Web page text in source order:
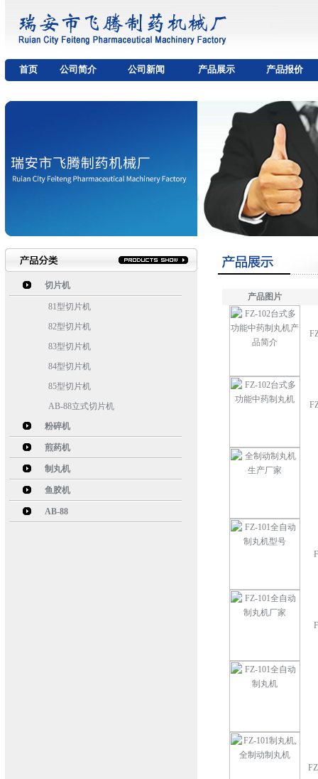
首页 公司简介 公司新闻 产品展示 产品报价
切片机
81型切片机
82型切片机
83型切片机
84型切片机
85型切片机
AB-88立式切片机
粉碎机
煎药机
制丸机
鱼胶机
AB-88
产品图片